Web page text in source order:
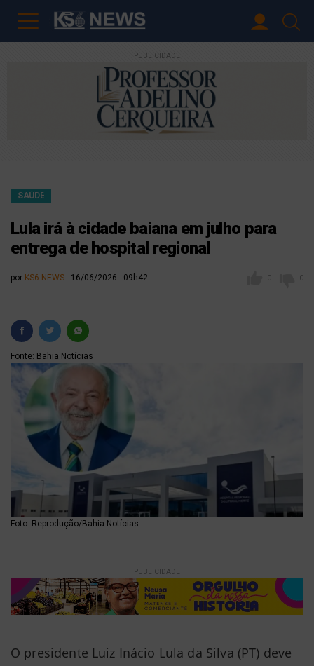
PUBLICIDADE
SAÚDE
Lula irá à cidade baiana em julho para
entrega de hospital regional
por KS6 NEWS 16/06/2026 - 09h42 0 0
Fonte: Bahia Notícias
Foto: Reprodução/Bahia Notícias
PUBLICIDADE
O presidente Luiz Inácio Lula da Silva (PT) deve